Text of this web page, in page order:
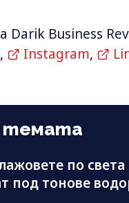
Darik Business
, Instagram,
темата
по света
под тонове